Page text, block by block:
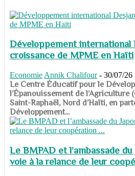
Développement international
croissance de MPME en Haïti
Economie Annik Chalifour - 30/07/26
​​​​​​​Le Centre Éducatif pour le
l’Épanouissement de l’Agriculture
Saint-Raphaël, Nord d’Haïti, en
Développement...
Le BMPAD et l’ambassade
voie à la relance de leur